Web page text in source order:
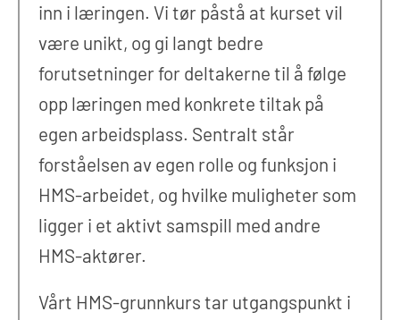
inn i læringen. Vi tør påstå at kurset vil
være unikt, og gi langt bedre
forutsetninger for deltakerne til å følge
opp læringen med konkrete tiltak på
egen arbeidsplass. Sentralt står
forståelsen av egen rolle og funksjon i
HMS-arbeidet, og hvilke muligheter som
ligger i et aktivt samspill med andre
HMS-aktører.
Vårt HMS-grunnkurs tar utgangspunkt i